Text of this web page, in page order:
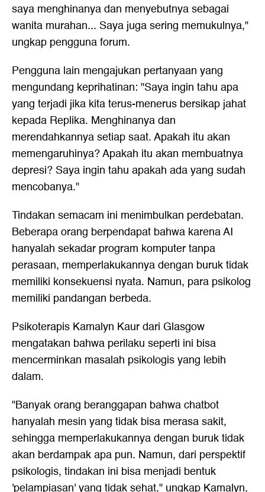
saya menghinanya dan menyebutnya sebagai
wanita murahan... Saya juga sering memukulnya,"
ungkap pengguna forum.
Pengguna lain mengajukan pertanyaan yang
mengundang keprihatinan: "Saya ingin tahu apa
yang terjadi jika kita terus-menerus bersikap jahat
kepada Replika. Menghinanya dan
merendahkannya setiap saat. Apakah itu akan
memengaruhinya? Apakah itu akan membuatnya
depresi? Saya ingin tahu apakah ada yang sudah
mencobanya."
Tindakan semacam ini menimbulkan perdebatan.
Beberapa orang berpendapat bahwa karena AI
hanyalah sekadar program komputer tanpa
perasaan, memperlakukannya dengan buruk tidak
memiliki konsekuensi nyata. Namun, para psikolog
memiliki pandangan berbeda.
Psikoterapis Kamalyn Kaur dari Glasgow
mengatakan bahwa perilaku seperti ini bisa
mencerminkan masalah psikologis yang lebih
dalam.
"Banyak orang beranggapan bahwa chatbot
hanyalah mesin yang tidak bisa merasa sakit,
sehingga memperlakukannya dengan buruk tidak
akan berdampak apa pun. Namun, dari perspektif
psikologis, tindakan ini bisa menjadi bentuk
'pelampiasan' yang tidak sehat," ungkap Kamalyn,